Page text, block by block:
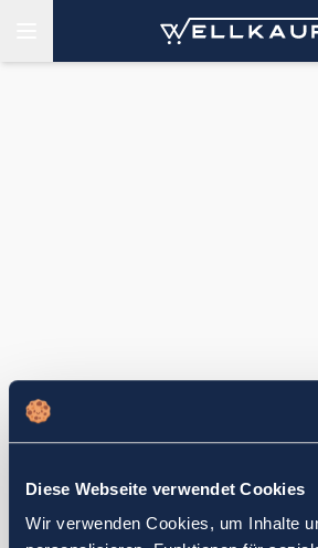
Diese Webseite verwendet Cookies
Wir verwenden Cookies, um Inhalte